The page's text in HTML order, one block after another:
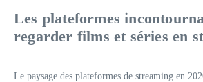
Les plateformes
regarder films et séries en
Le paysage des plateformes de streaming en